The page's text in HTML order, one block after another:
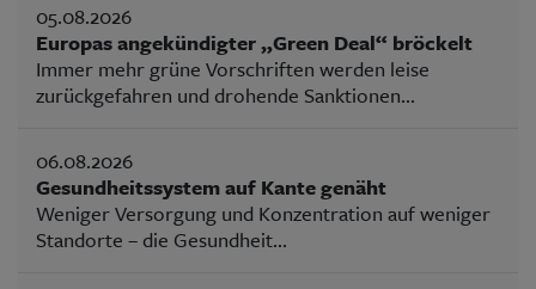
05.08.2026
Europas angekündigter „Green Deal“ bröckelt
Immer mehr grüne Vorschriften werden leise
zurückgefahren und drohende Sanktionen...
06.08.2026
Gesundheitssystem auf Kante genäht
Weniger Versorgung und Konzentration auf weniger
Standorte – die Gesundheit...